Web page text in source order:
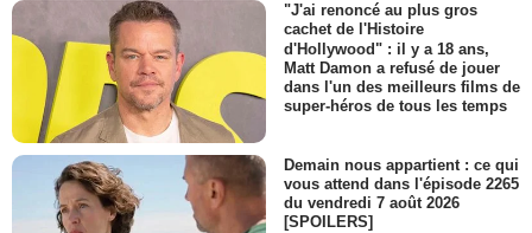
"J'ai renoncé au plus gros
cachet de l'Histoire
d'Hollywood" : il y a 18 ans,
Matt Damon a refusé de jouer
dans l'un des meilleurs films de
super-héros de tous les temps
Demain nous appartient : ce qui
vous attend dans l'épisode 2265
du vendredi 7 août 2026
[SPOILERS]